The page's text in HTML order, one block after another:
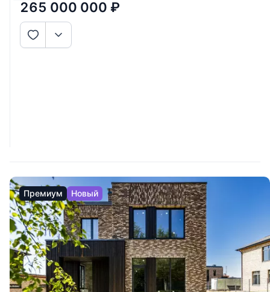
завершенным внешним контуром,
265 000 000 ₽
Премиум Новый